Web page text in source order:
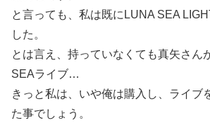
と言っても、私は既にLUNA SEA
した。
とは言え、持っていなくても真矢さん
SEAライブ…
きっと私は、いや俺は購入し、ライブ
た事でしょう。